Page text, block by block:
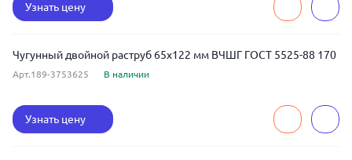
Узнать цену
Чугунный двойной раструб 65x122 мм ВЧШГ ГОСТ 5525-88 170
Арт.189-3753625 В наличии
Узнать цену